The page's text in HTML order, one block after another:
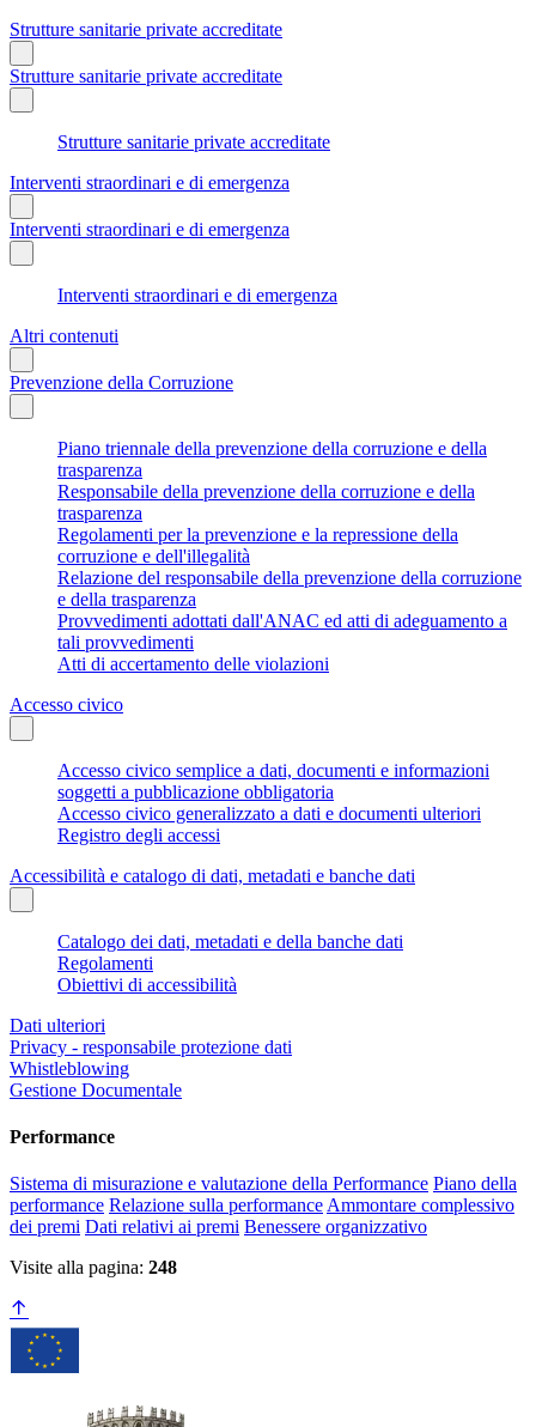
Strutture sanitarie private accreditate
Strutture sanitarie private accreditate
Strutture sanitarie private accreditate
Interventi straordinari e di emergenza
Interventi straordinari e di emergenza
Interventi straordinari e di emergenza
Altri contenuti
Prevenzione della Corruzione
Piano triennale della prevenzione della corruzione e della
trasparenza
Responsabile della prevenzione della corruzione e della
trasparenza
Regolamenti per la prevenzione e la repressione della
corruzione e dell'illegalità
Relazione del responsabile della prevenzione della corruzione
e della trasparenza
Provvedimenti adottati dall'ANAC ed atti di adeguamento a
tali provvedimenti
Atti di accertamento delle violazioni
Accesso civico
Accesso civico semplice a dati, documenti e informazioni
soggetti a pubblicazione obbligatoria
Accesso civico generalizzato a dati e documenti ulteriori
Registro degli accessi
Accessibilità e catalogo di dati, metadati e banche dati
Catalogo dei dati, metadati e della banche dati
Regolamenti
Obiettivi di accessibilità
Dati ulteriori
Privacy - responsabile protezione dati
Whistleblowing
Gestione Documentale
Performance
Sistema di misurazione e valutazione della Performance Piano della
performance Relazione sulla performance Ammontare complessivo
dei premi Dati relativi ai premi Benessere organizzativo
Visite alla pagina: 248